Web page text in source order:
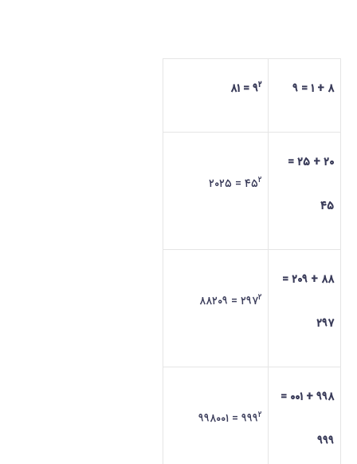
۸ + ۱ = ۹ ۹۲ = ۸۱
۲۰ + ۲۵ =
۴۵
۴۵۲ = ۲۰۲۵
۸۸ + ۲۰۹ =
۲۹۷
۲۹۷۲ = ۸۸۲۰۹
۹۹۸ + ۰۰۱ =
۹۹۹
۹۹۹۲ = ۹۹۸۰۰۱